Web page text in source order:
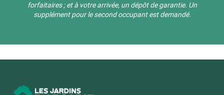
forfaitaires ; et à votre arrivée, un dépôt de garantie. Un
supplément pour le second occupant est demandé.